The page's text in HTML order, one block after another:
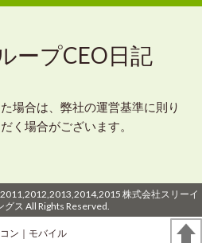
ープCEO日記
場合は、弊社の運営基準に則り
く場合がございます。
株式会社スリーイ
グス All Rights Reserved.
ン ｜モバイル